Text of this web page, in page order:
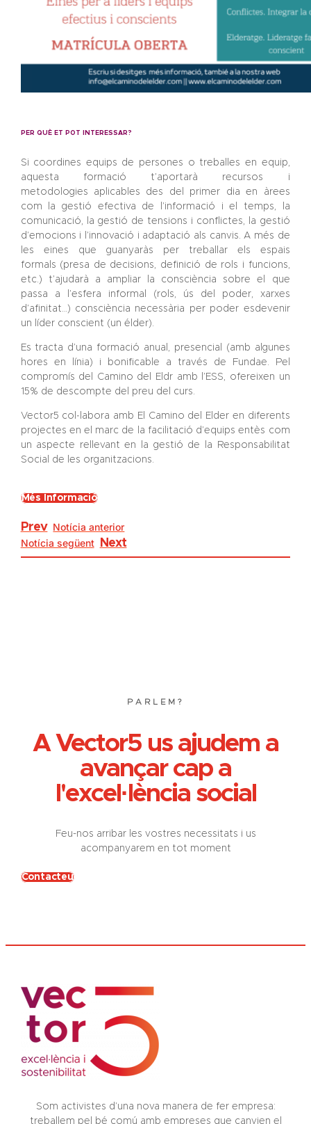
PER QUÈ ET POT INTERESSAR?
Si coordines equips de persones o treballes en equip,
aquesta formació t’aportarà recursos i
metodologies aplicables des del primer dia en àrees
com la gestió efectiva de l’informació i el temps, la
comunicació, la gestió de tensions i conflictes, la gestió
d’emocions i l’innovació i adaptació als canvis. A més de
les eines que guanyaràs per treballar els espais
formals (presa de decisions, definició de rols i funcions,
etc.) t’ajudarà a ampliar la consciència sobre el que
passa a l’esfera informal (rols, ús del poder, xarxes
d’afinitat…) consciència necessària per poder esdevenir
un líder conscient (un élder).
Es tracta d’una formació anual, presencial (amb algunes
hores en línia) i bonificable a través de Fundae. Pel
compromís del Camino del Eldr amb l’ESS, ofereixen un
15% de descompte del preu del curs.
Vector5 col·labora amb El Camino del Elder en diferents
projectes en el marc de la facilitació d’equips entès com
un aspecte rellevant en la gestió de la Responsabilitat
Social de les organitzacions.
Més Informació
Prev Notícia anterior
Notícia següent
Next
PARLEM?
A Vector5 us ajudem a
avançar cap a
l'excel·lència social
Feu-nos arribar les vostres necessitats i us
acompanyarem en tot moment
Contacteu
Som activistes d’una nova manera de fer empresa:
treballem pel bé comú amb empreses que canvien el